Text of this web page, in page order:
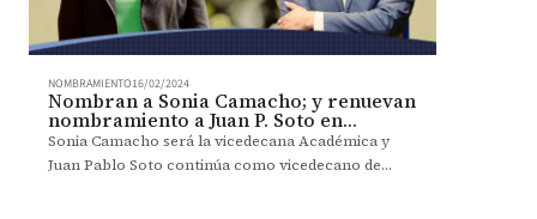
NOMBRAMIENTO16/02/2024
Nombran a Sonia Camacho; y renuevan
nombramiento a Juan P. Soto en
Administración
Sonia Camacho será la vicedecana Académica y
Juan Pablo Soto continúa como vicedecano de